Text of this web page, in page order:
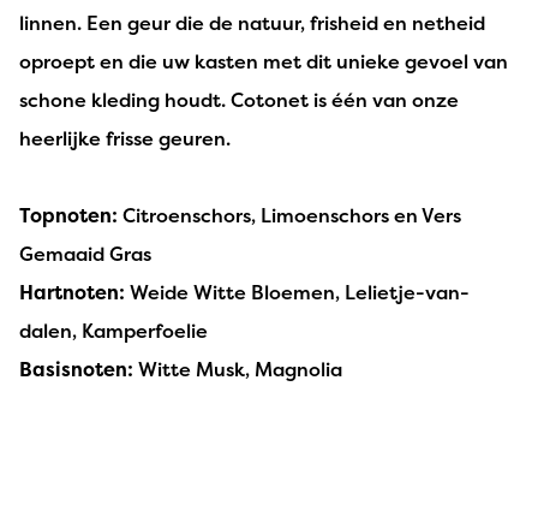
linnen. Een geur die de natuur, frisheid en netheid
oproept en die uw kasten met dit unieke gevoel van
schone kleding houdt. Cotonet is één van onze
heerlijke frisse geuren.
Topnoten: Citroenschors, Limoenschors en Vers
Gemaaid Gras
Hartnoten: Weide Witte Bloemen, Lelietje-van-
dalen, Kamperfoelie
Basisnoten: Witte Musk, Magnolia